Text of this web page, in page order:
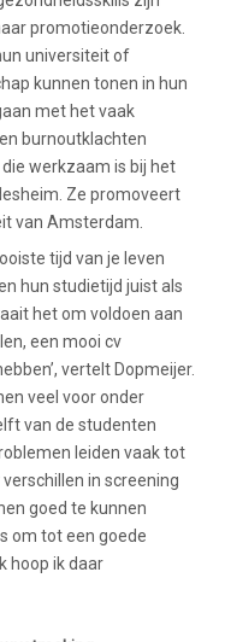
promotieonderzoek.
universiteit of
kunnen tonen in hun
met het vaak
burnoutklachten
werkzaam is bij het
Ze promoveert
van Amsterdam.
tijd van je leven
hun studietijd juist als
het om voldoen aan
een mooi cv
vertelt Dopmeijer.
veel voor onder
van de studenten
leiden vaak tot
in screening
goed te kunnen
om tot een goede
hoop ik daar